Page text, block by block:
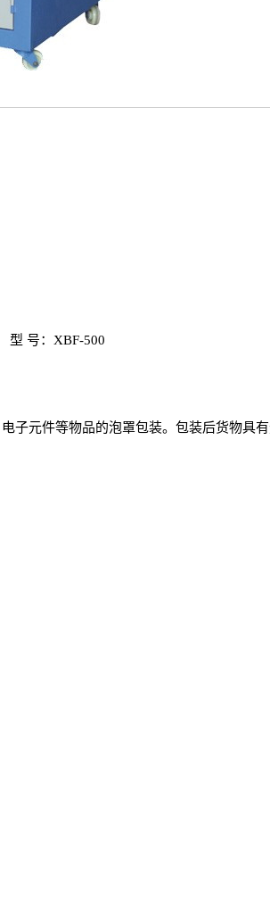
型 号： XBF-500
子元件等物品的泡罩包装。包装后货物具